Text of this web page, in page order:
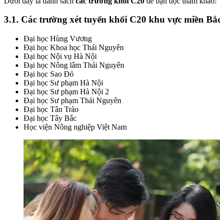
3.1. Các trường xét tuyển khối C20 khu vực miền
Đại học Hùng Vương
Đại học Khoa học Thái Nguyên
Đại học Nội vụ Hà Nội
Đại học Nông lâm Thái Nguyên
Đại học Sao Đỏ
Đại học Sư phạm Hà Nội
Đại học Sư phạm Hà Nội 2
Đại học Sư phạm Thái Nguyên
Đại học Tân Trào
Đại học Tây Bắc
Học viện Nông nghiệp Việt Nam